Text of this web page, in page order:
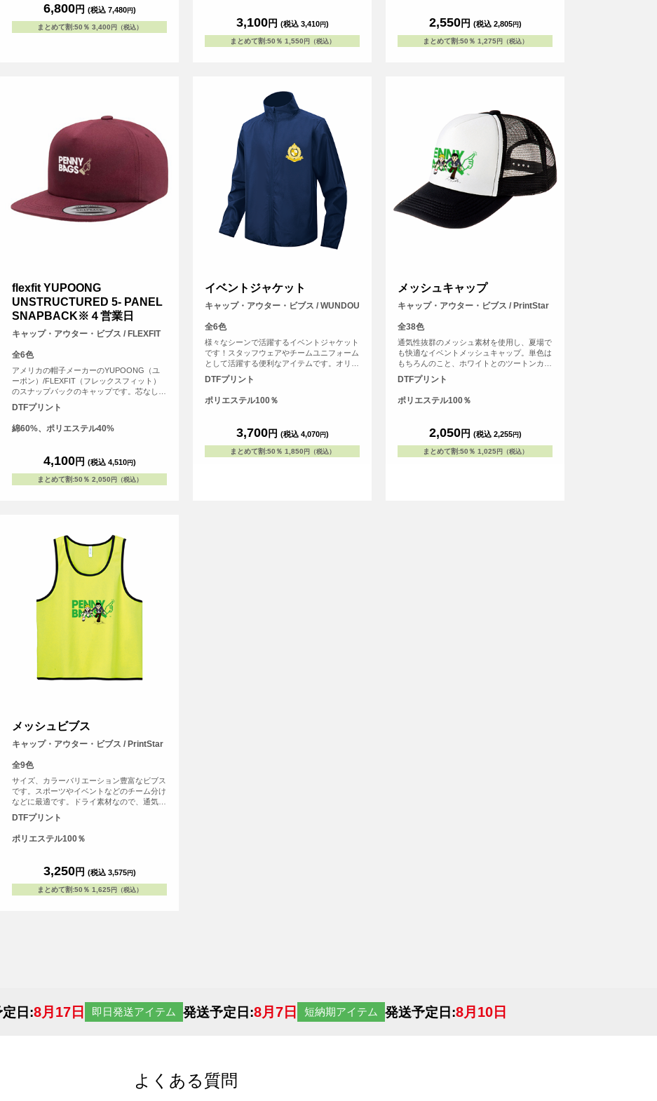
6,800円 (税込 7,480円)
まとめて割:50％ 3,400 円（税込） 3,100円 (税込 3,410円)
まとめて割:50％ 1,550 円（税込）
2,550円 (税込 2,805円)
まとめて割:50％ 1,275円（税込）
flexfit YUPOONG
UNSTRUCTURED 5- PANEL
SNAPBACK※４営業日
キャップ・アウター・ビブス / FLEXFIT
全6色
アメリカの帽子メーカーのYUPOONG（ユ
ーポン）/FLEXFIT（フレックスフィット）
のスナップバックのキャップです。芯なしの
5パネルでバイザーはフラットのタイプで
す。かぶりの深さは深いタイプです。
DTFプリント
綿60%、ポリエステル40%
4,100円 (税込 4,510円)
まとめて割:50％ 2,050 円（税込）
イベントジャケット
キャップ・アウター・ビブス / WUNDOU
全6色
様々なシーンで活躍するイベントジャケット
です！スタッフウェアやチームユニフォーム
として活躍する便利なアイテムです。オリジ
ナルプリントを施せば、企業や団体のイベン
トで統一感を演出するのにぴったりです！デ
ザインは表面胸元と背面へプリントすること
が可能です。
DTFプリント
ポリエステル100％
3,700円 (税込 4,070円)
まとめて割:50％ 1,850 円（税込）
メッシュキャップ
キャップ・アウター・ビブス / PrintStar
全38色
通気性抜群のメッシュ素材を使用し、夏場で
も快適なイベントメッシュキャップ。単色は
もちろんのこと、ホワイトとのツートンカラ
ーを合わせた全39色の豊富なカラー展開も魅
力です！
DTFプリント
ポリエステル100％
2,050円 (税込 2,255円)
まとめて割:50％ 1,025円（税込）
メッシュビブス
キャップ・アウター・ビブス / PrintStar
全9色
サイズ、カラーバリエーション豊富なビブス
です。スポーツやイベントなどのチーム分け
などに最適です。ドライ素材なので、通気
性・速乾性も高いアイテムです。
DTFプリント
ポリエステル100％
3,250円 (税込 3,575円)
まとめて割:50％ 1,625円（税込）
日:8月17日 即日発送アイテム 発送予定日:8月7日 短納期アイテム 発送予定日:8月10日
よくある質問